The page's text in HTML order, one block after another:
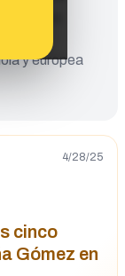
4/28/25
cinco
Gómez en
y europea